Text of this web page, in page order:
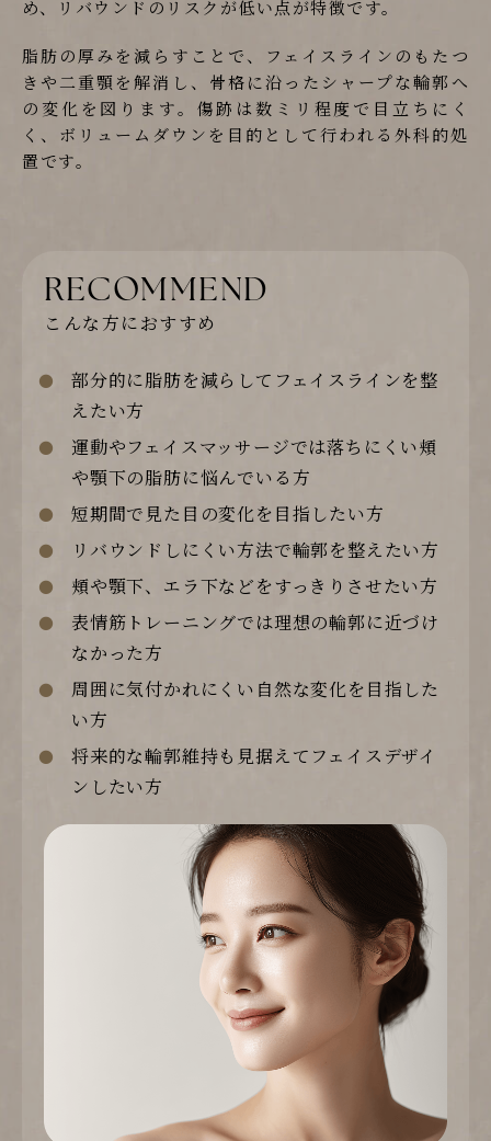
め、リバウンドのリスクが低い点が特徴です。
脂肪の厚みを減らすことで、フェイスラインのもたつ
きや二重顎を解消し、骨格に沿ったシャープな輪郭へ
の変化を図ります。傷跡は数ミリ程度で目立ちにく
く、ボリュームダウンを目的として行われる外科的処
置です。
RECOMMEND
こんな方におすすめ
部分的に脂肪を減らしてフェイスラインを整
えたい方
運動やフェイスマッサージでは落ちにくい頬
や顎下の脂肪に悩んでいる方
短期間で見た目の変化を目指したい方
リバウンドしにくい方法で輪郭を整えたい方
頬や顎下、エラ下などをすっきりさせたい方
表情筋トレーニングでは理想の輪郭に近づけ
なかった方
周囲に気付かれにくい自然な変化を目指した
い方
将来的な輪郭維持も見据えてフェイスデザイ
ンしたい方